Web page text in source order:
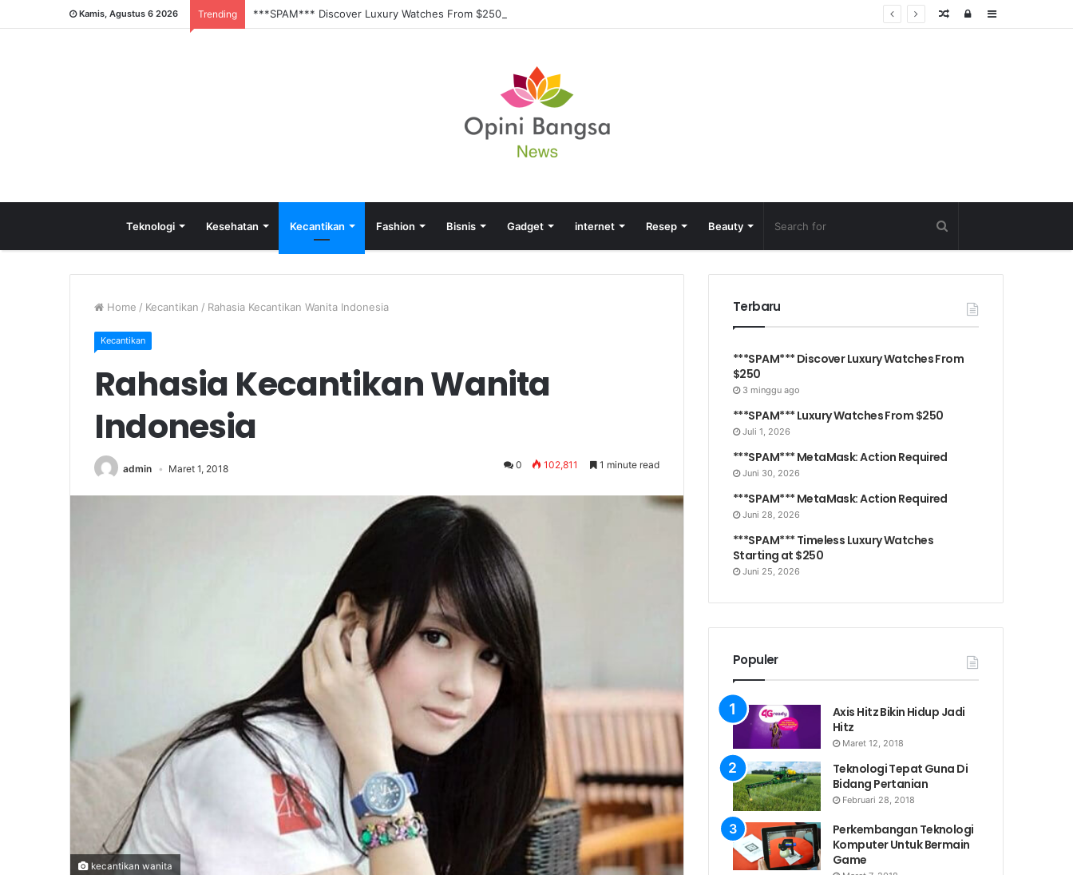
Kamis, Agustus 6 2026 Trending ***SPAM*** Discover Luxury Watches From $250 Sidebar
Log
Random
Teknologi Kesehatan Kecantikan Fashion Bisnis Gadget internet Resep Beauty
Home / Kecantikan / Rahasia Kecantikan Wanita Indonesia
Kecantikan
Rahasia Kecantikan Wanita
Indonesia
admin Maret 1, 2018 0 102,811 1 minute read
kecantikan wanita
Terbaru
***SPAM*** Discover Luxury Watches From
$250
3 minggu ago
***SPAM*** Luxury Watches From $250
Juli 1, 2026
***SPAM*** MetaMask: Action Required
Juni 30, 2026
***SPAM*** MetaMask: Action Required
Juni 28, 2026
***SPAM*** Timeless Luxury Watches
Starting at $250
Juni 25, 2026
Populer
Axis Hitz Bikin Hidup Jadi
Hitz
Maret 12, 2018
Teknologi Tepat Guna Di
Bidang Pertanian
Februari 28, 2018
Perkembangan Teknologi
Komputer Untuk Bermain
Game